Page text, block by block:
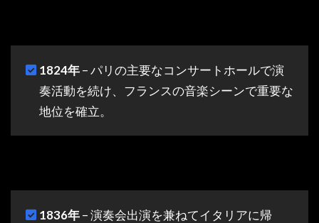
1824年– パリの主要なコンサートホールで演
奏活動を続け、フランスの音楽シーンで重要な
地位を確立。
1836年– 演奏会出演を兼ねてイタリアに帰